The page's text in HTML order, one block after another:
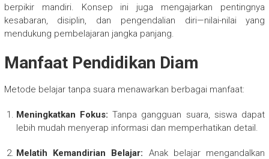
berpikir mandiri. Konsep ini juga mengajarkan pentingnya
kesabaran, disiplin, dan pengendalian diri—nilai-nilai yang
mendukung pembelajaran jangka panjang.
Manfaat Pendidikan Diam
Metode belajar tanpa suara menawarkan berbagai manfaat:
Meningkatkan Fokus: Tanpa gangguan suara, siswa dapat
lebih mudah menyerap informasi dan memperhatikan detail.
Melatih Kemandirian Belajar: Anak belajar mengandalkan